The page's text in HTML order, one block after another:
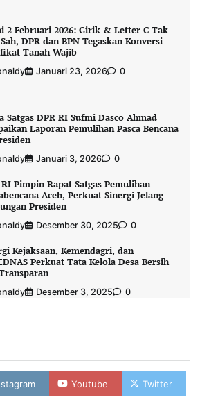
2 Februari 2026: Girik & Letter C Tak
DPR dan BPN Tegaskan Konversi
Tanah Wajib
Januari 23, 2026 0
Satgas DPR RI Sufmi Dasco Ahmad
Laporan Pemulihan Pasca Bencana
Januari 3, 2026 0
RI Pimpin Rapat Satgas Pemulihan
Aceh, Perkuat Sinergi Jelang
Presiden
Desember 30, 2025 0
Kejaksaan, Kemendagri, dan
Perkuat Tata Kelola Desa Bersih
Desember 3, 2025 0
Youtube Twitter